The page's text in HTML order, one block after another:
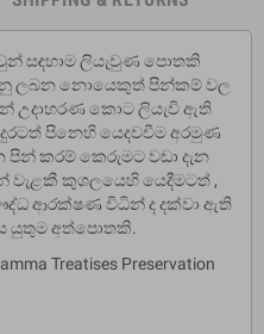
සඳහාම ලියැවුණ පොතකි
ලබන නොයෙකුත් පින්කම් වල
උදාහරණ කොට ලියැවි ඇති
පිනෙහි යෙදවවීම අරමුණ
පින් කරම් කෙරුමට වඩා දැන
කුශලයෙහි යෙදීමටත් ,
ආරක්ෂණ විධින් ද දක්වා ඇති
යුතුම අත්පොතකි.
Treatises Preservation